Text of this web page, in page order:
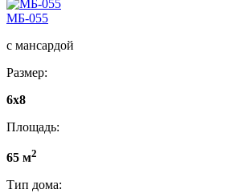
МБ-055
с мансардой
Размер:
6x8
Площадь:
65 м2
Тип дома: